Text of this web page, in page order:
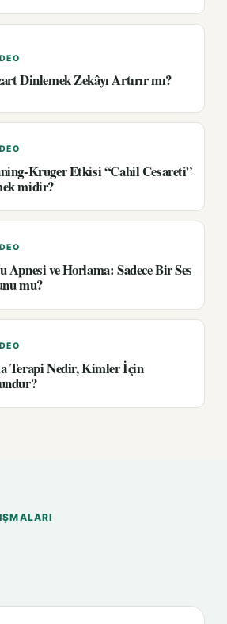
Dinlemek Zekâyı Artırır mı?
Kruger Etkisi “Cahil Cesareti”
midir?
Apnesi ve Horlama: Sadece Bir Ses
mu?
Terapi Nedir, Kimler İçin